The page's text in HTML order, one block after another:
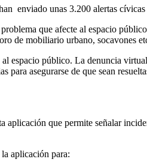
enviado unas 3.200 alertas
que afecte al espacio
de mobiliario urbano, socavones
espacio público. La denuncia
asegurarse de que sean
aplicación que permite señalar
aplicación para: